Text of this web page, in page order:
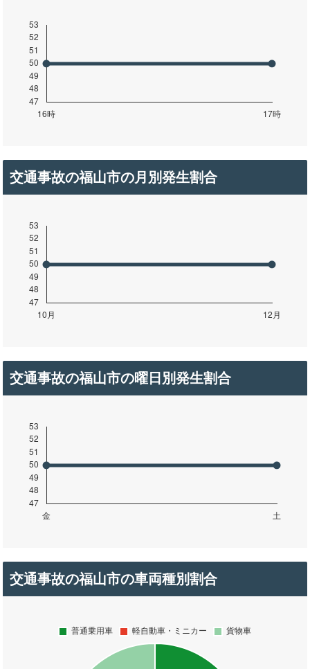
交通事故の福山市の月別発生割合
交通事故の福山市の曜日別発生割合
交通事故の福山市の車両種別割合